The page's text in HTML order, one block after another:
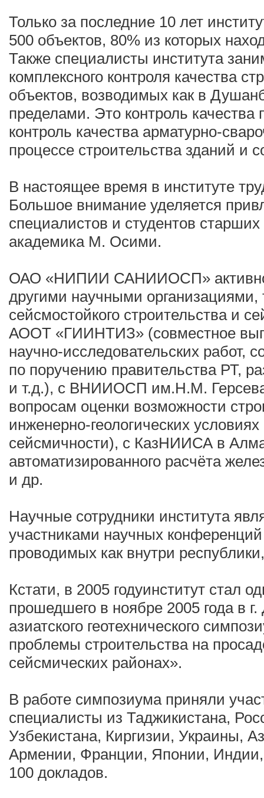
Только за последние 10 лет
500 объектов, 80% из которых
Также специалисты института
комплексного контроля качества
объектов, возводимых как в
пределами. Это контроль качества
контроль качества арматурно-
процессе строительства зданий и
В настоящее время в институте
Большое внимание уделяется
специалистов и студентов
академика М. Осими.
ОАО «НИПИИ САНИИОСП» активно
другими научными организациями,
сейсмостойкого строительства и
АООТ «ГИИНТИЗ» (совместное
научно-исследовательских работ,
по поручению правительства РТ,
и т.д.), с ВНИИОСП им.Н.М.
вопросам оценки возможности
инженерно-геологических
сейсмичности), с КазНИИСА в
автоматизированного расчёта
и др.
Научные сотрудники института
участниками научных
проводимых как внутри
Кстати, в 2005 годуинститут стал
прошедшего в ноябре 2005 года в
азиатского геотехнического
проблемы строительства на
сейсмических районах».
В работе симпозиума приняли
специалисты из Таджикистана,
Узбекистана, Киргизии, Украины,
Армении, Франции, Японии,
100 докладов.